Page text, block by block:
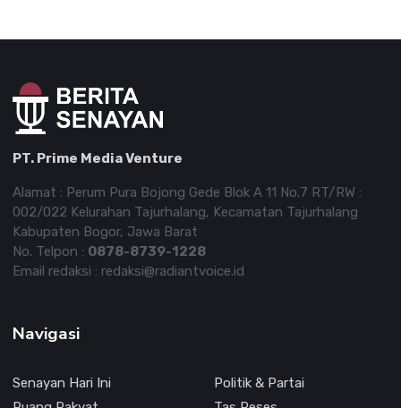
PT. Prime Media Venture
Alamat : Perum Pura Bojong Gede Blok A 11 No.7 RT/RW :
002/022 Kelurahan Tajurhalang, Kecamatan Tajurhalang
Kabupaten Bogor, Jawa Barat
No. Telpon : 0878-8739-1228
Email redaksi : redaksi@radiantvoice.id
Navigasi
Senayan Hari Ini
Politik & Partai